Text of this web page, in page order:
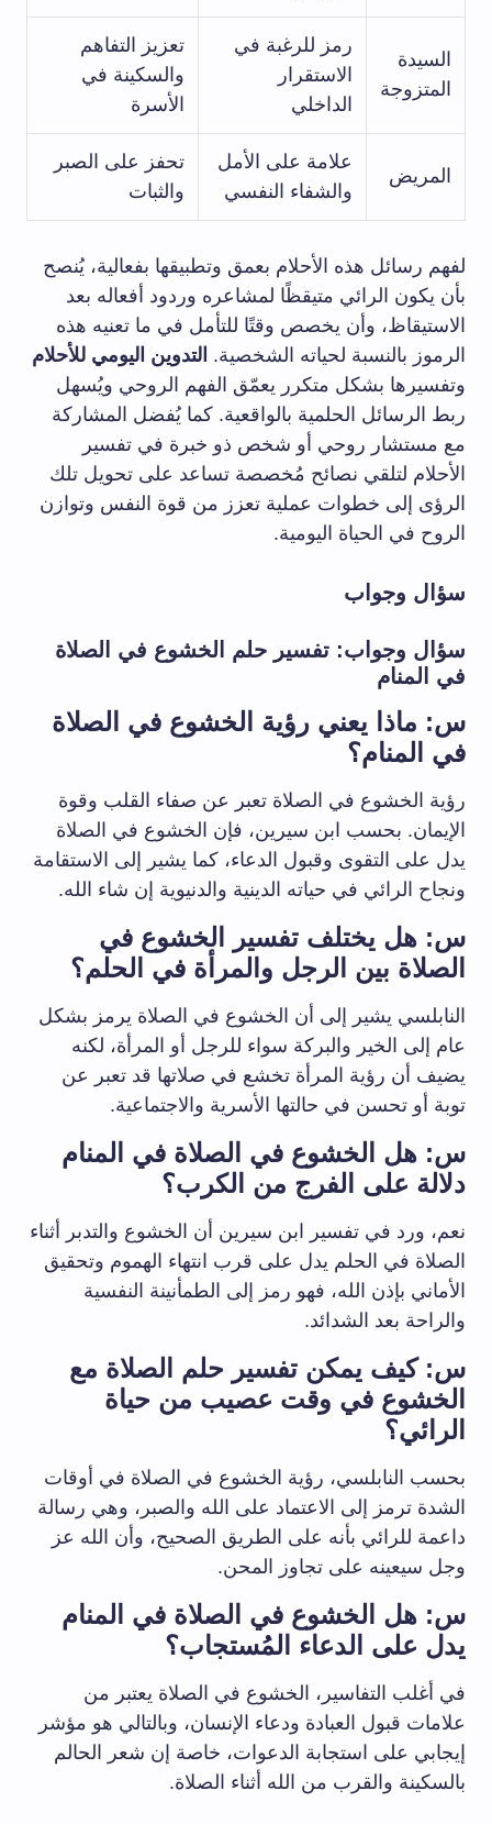
السيدة
المتزوجة
رمز للرغبة في
الاستقرار
الداخلي
تعزيز التفاهم
والسكينة في
الأسرة
المريض
علامة على الأمل
والشفاء النفسي
تحفز على الصبر
والثبات
لفهم رسائل هذه الأحلام بعمق وتطبيقها بفعالية، يُنصح
بأن يكون الرائي متيقظًا لمشاعره وردود أفعاله بعد
الاستيقاظ، وأن يخصص وقتًا للتأمل في ما تعنيه هذه
الرموز بالنسبة لحياته الشخصية. التدوين اليومي للأحلام
وتفسيرها بشكل متكرر يعمّق الفهم الروحي ويُسهل
ربط الرسائل الحلمية بالواقعية. كما يُفضل المشاركة
مع مستشار روحي أو شخص ذو خبرة في تفسير
الأحلام لتلقي نصائح مُخصصة تساعد على تحويل تلك
الرؤى إلى خطوات عملية تعزز من قوة النفس وتوازن
الروح في الحياة اليومية.
سؤال وجواب
سؤال وجواب: تفسير حلم الخشوع في الصلاة
في المنام
س: ماذا يعني رؤية الخشوع في الصلاة
في المنام؟
رؤية الخشوع في الصلاة تعبر عن صفاء القلب وقوة
الإيمان. بحسب ابن سيرين، فإن الخشوع في الصلاة
يدل على التقوى وقبول الدعاء، كما يشير إلى الاستقامة
ونجاح الرائي في حياته الدينية والدنيوية إن شاء الله.
س: هل يختلف تفسير الخشوع في
الصلاة بين الرجل والمرأة في الحلم؟
النابلسي يشير إلى أن الخشوع في الصلاة يرمز بشكل
عام إلى الخير والبركة سواء للرجل أو المرأة، لكنه
يضيف أن رؤية المرأة تخشع في صلاتها قد تعبر عن
توبة أو تحسن في حالتها الأسرية والاجتماعية.
س: هل الخشوع في الصلاة في المنام
دلالة على الفرج من الكرب؟
نعم، ورد في تفسير ابن سيرين أن الخشوع والتدبر أثناء
الصلاة في الحلم يدل على قرب انتهاء الهموم وتحقيق
الأماني بإذن الله، فهو رمز إلى الطمأنينة النفسية
والراحة بعد الشدائد.
س: كيف يمكن تفسير حلم الصلاة مع
الخشوع في وقت عصيب من حياة
الرائي؟
بحسب النابلسي، رؤية الخشوع في الصلاة في أوقات
الشدة ترمز إلى الاعتماد على الله والصبر، وهي رسالة
داعمة للرائي بأنه على الطريق الصحيح، وأن الله عز
وجل سيعينه على تجاوز المحن.
س: هل الخشوع في الصلاة في المنام
يدل على الدعاء المُستجاب؟
في أغلب التفاسير، الخشوع في الصلاة يعتبر من
علامات قبول العبادة ودعاء الإنسان، وبالتالي هو مؤشر
إيجابي على استجابة الدعوات، خاصة إن شعر الحالم
بالسكينة والقرب من الله أثناء الصلاة.